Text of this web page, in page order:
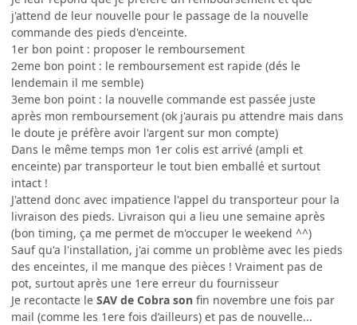
j'attend de leur nouvelle pour le passage de la nouvelle
commande des pieds d'enceinte.
1er bon point : proposer le remboursement
2eme bon point : le remboursement est rapide (dés le
lendemain il me semble)
3eme bon point : la nouvelle commande est passée juste
après mon remboursement (ok j'aurais pu attendre mais dans
le doute je préfère avoir l'argent sur mon compte)
Dans le même temps mon 1er colis est arrivé (ampli et
enceinte) par transporteur le tout bien emballé et surtout
intact !
J'attend donc avec impatience l'appel du transporteur pour la
livraison des pieds. Livraison qui a lieu une semaine après
(bon timing, ça me permet de m'occuper le weekend ^^)
Sauf qu'a l'installation, j'ai comme un problème avec les pieds
des enceintes, il me manque des pièces ! Vraiment pas de
pot, surtout après une 1ere erreur du fournisseur
Je recontacte le SAV de Cobra son fin novembre une fois par
mail (comme les 1ere fois d’ailleurs) et pas de nouvelle...